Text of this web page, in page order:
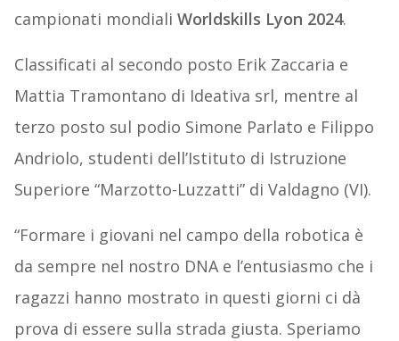
campionati mondiali Worldskills Lyon 2024.
Classificati al secondo posto Erik Zaccaria e
Mattia Tramontano di Ideativa srl, mentre al
terzo posto sul podio Simone Parlato e Filippo
Andriolo, studenti dell’Istituto di Istruzione
Superiore “Marzotto-Luzzatti” di Valdagno (VI).
“Formare i giovani nel campo della robotica è
da sempre nel nostro DNA e l’entusiasmo che i
ragazzi hanno mostrato in questi giorni ci dà
prova di essere sulla strada giusta. Speriamo